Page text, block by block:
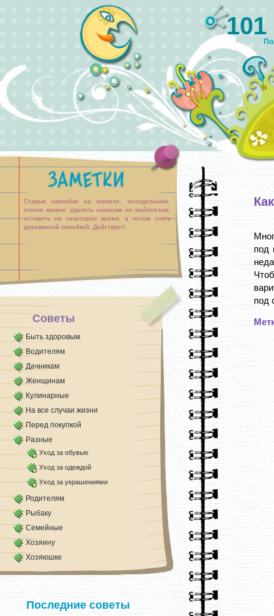
Старые наклейки на зеркале, холодильнике,
стекле можно удалить намазав их майонезом,
оставить на некоторое время, а потом снять
деревянной линейкой. Действует!
Советы
Быть здоровым
Водителям
Дачникам
Женщинам
Кулинарные
На все случаи жизни
Перед покупкой
Разные
Уход за обувью
Уход за одеждой
Уход за украшениями
Родителям
Рыбаку
Семейные
Хозяину
Хозяюшке
Последние советы
под
под